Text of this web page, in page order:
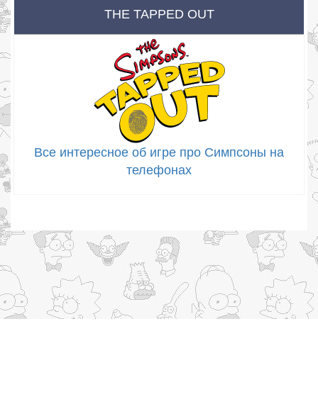
THE TAPPED OUT
Все интересное об игре про Симпсоны на
телефонах